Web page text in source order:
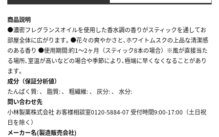
商品説明
●濃密フレグランスオイルを使用した香水調の香りがスティックを通してお
部屋全体に広がります｡ ●花々の爽やかさと､ホワイトムスクの上品な清潔感
のある香り ●使用期間:約1～2ヶ月（スティック8本の場合）※風が直接当た
る場所､室温が高いなどの場合や季節により､極端に早くなくなることがあり
ます｡
成分（保証分析値）
たんぱく質: 、 脂質: 、 粗繊維: 、 灰分: 、 水分:
問い合わせ先
小林製薬株式会社 お客様相談室0120-5884-07 受付時間9:00-17:00（土日祝
日を除く）
メーカー名(製造販売会社)